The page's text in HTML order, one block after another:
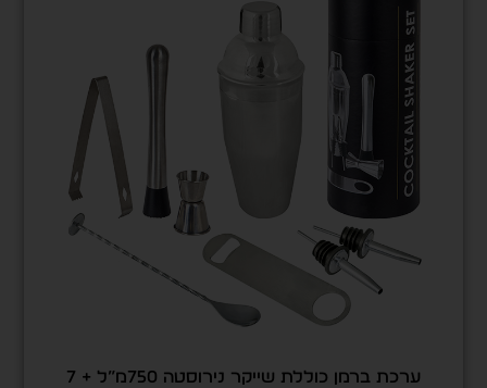
ערכת ברמן כוללת שייקר נירוסטה 750מ”ל + 7